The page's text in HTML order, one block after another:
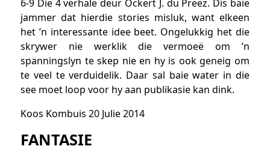
6-9 Die 4 verhale deur Ockert J. du Preez. Dis baie
jammer dat hierdie stories misluk, want elkeen
het ’n interessante idee beet. Ongelukkig het die
skrywer nie werklik die vermoeë om ’n
spanningslyn te skep nie en hy is ook geneig om
te veel te verduidelik. Daar sal baie water in die
see moet loop voor hy aan publikasie kan dink.
Koos Kombuis 20 Julie 2014
FANTASIE